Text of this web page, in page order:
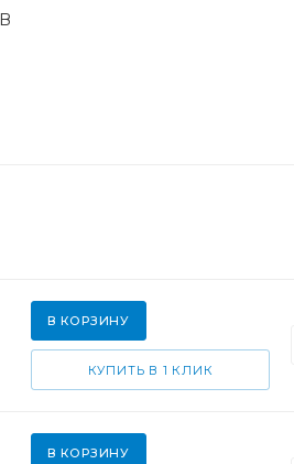
В КОРЗИНУ
КУПИТЬ В 1 КЛИК
В КОРЗИНУ